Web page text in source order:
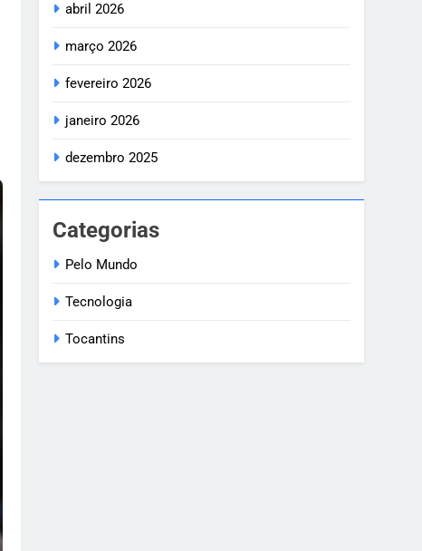
abril 2026
março 2026
fevereiro 2026
janeiro 2026
dezembro 2025
Categorias
Pelo Mundo
Tecnologia
Tocantins